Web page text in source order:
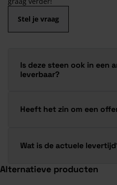
Stel je vraag
Is deze steen ook in een
leverbaar?
Heeft het zin om een
Wat is de actuele
Alternatieve producten